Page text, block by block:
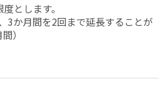
とします。
3か月間を2回まで延長することが
）